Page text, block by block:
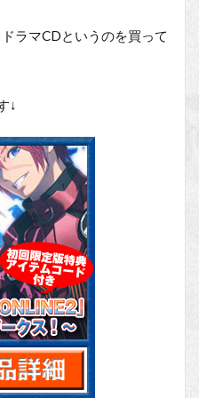
ラマCDというのを買って
↓